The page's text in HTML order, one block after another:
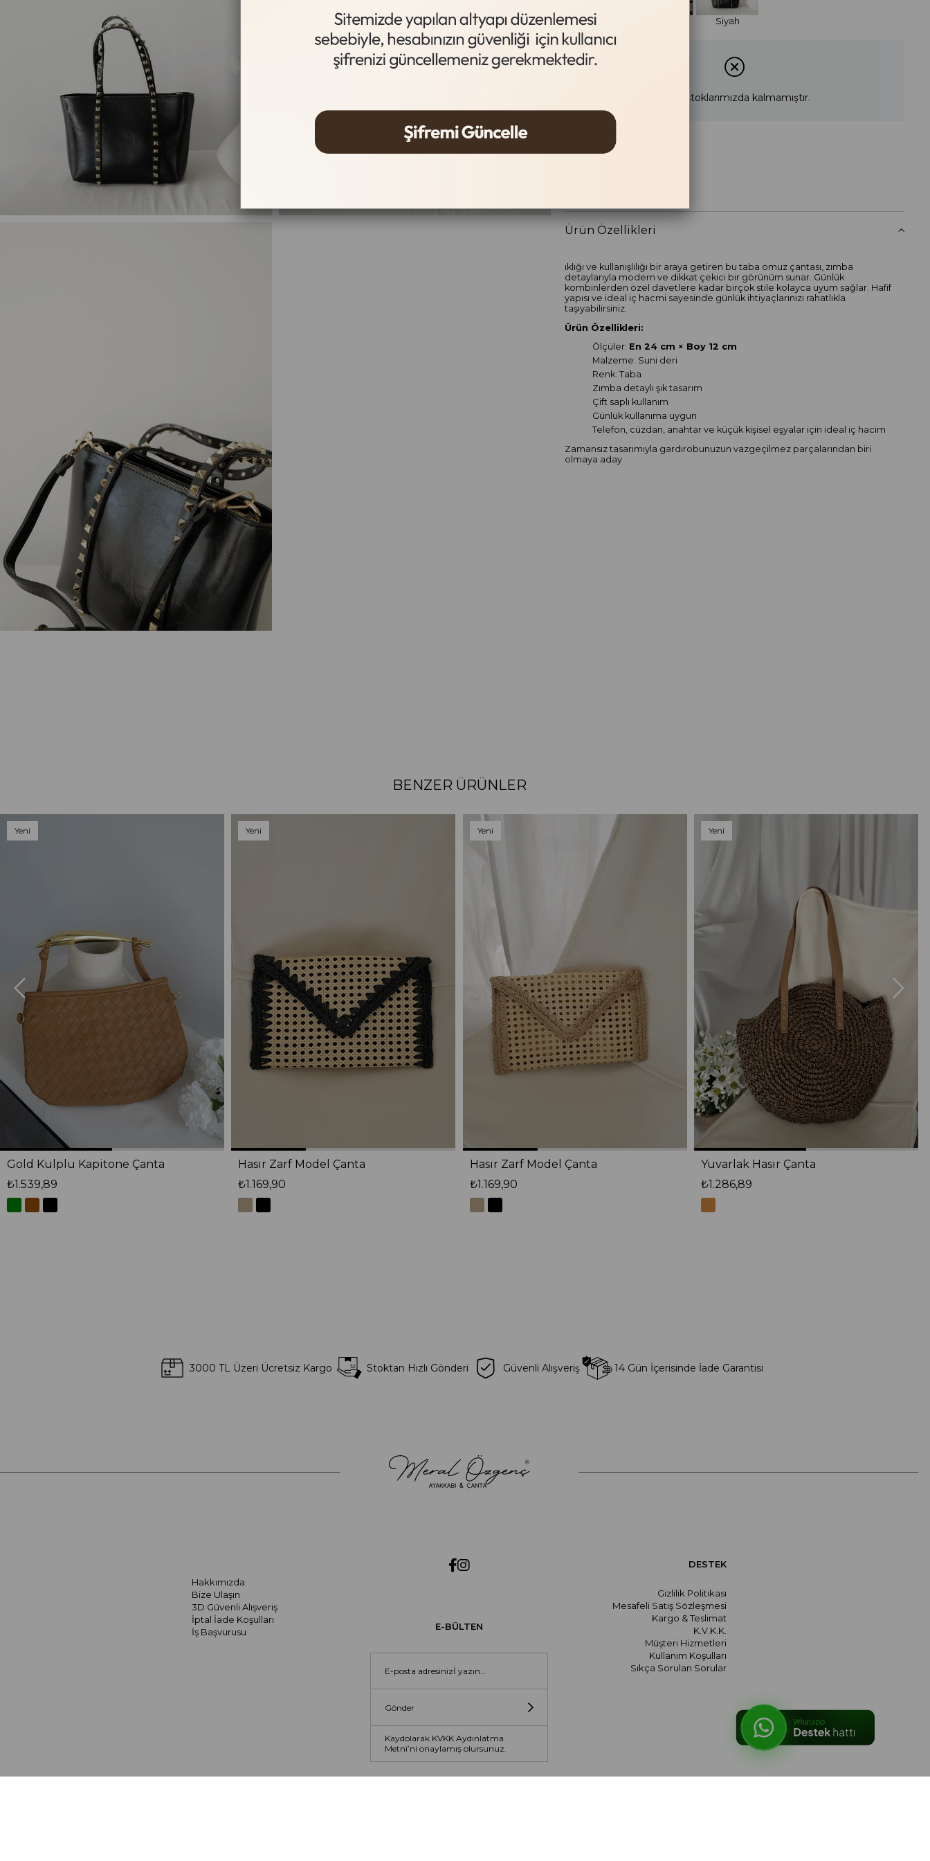
Taba Siyah
Ürün stoklarımızda kalmamıştır.
Ürün Özellikleri
ıklığı ve kullanışlılığı bir araya getiren bu taba omuz çantası, zımba
detaylarıyla modern ve dikkat çekici bir görünüm sunar. Günlük
kombinlerden özel davetlere kadar birçok stile kolayca uyum sağlar. Hafif
yapısı ve ideal iç hacmi sayesinde günlük ihtiyaçlarınızı rahatlıkla
taşıyabilirsiniz.
Ürün Özellikleri:
Ölçüler: En 24 cm × Boy 12 cm
Malzeme: Suni deri
Renk: Taba
Zımba detaylı şık tasarım
Çift saplı kullanım
Günlük kullanıma uygun
Telefon, cüzdan, anahtar ve küçük kişisel eşyalar için ideal iç hacim
Zamansız tasarımıyla gardırobunuzun vazgeçilmez parçalarından biri
olmaya aday
BENZER ÜRÜNLER
Gold Kulplu Kapitone Çanta
₺1.539,89
Yeni
Hasır Zarf Model Çanta
₺1.169,90
Yeni
Hasır Zarf Model Çanta
₺1.169,90
Yeni
Yuvarlak Hasır Çanta
₺1.286,89
Yeni
3000 TL Üzeri Ücretsiz Kargo Stoktan Hızlı Gönderi Güvenli Alışveriş 14 Gün İçerisinde İade Garantisi
Hakkımızda
Bize Ulaşın
3D Güvenli Alışveriş
İptal İade Koşulları
İş Başvurusu
E-BÜLTEN
Gönder
Kaydolarak KVKK Aydınlatma
Metni’ni onaylamış olursunuz.
DESTEK
Gizlilik Politikası
Mesafeli Satış Sözleşmesi
Kargo & Teslimat
K.V.K.K.
Müşteri Hizmetleri
Kullanım Koşulları
Sıkça Sorulan Sorular